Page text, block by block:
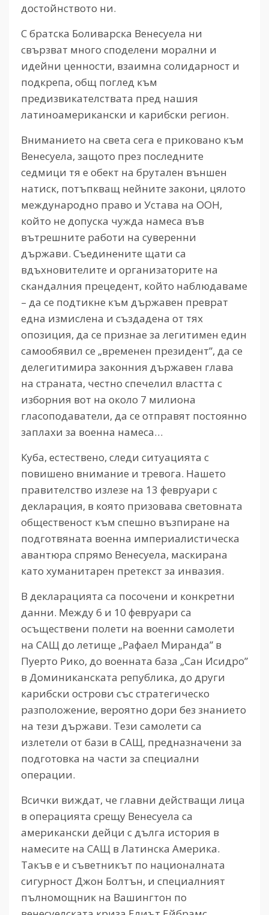
достойнството ни.
С братска Боливарска Венесуела ни
свързват много споделени морални и
идейни ценности, взаимна солидарност и
подкрепа, общ поглед към
предизвикателствата пред нашия
латиноамерикански и карибски регион.
Вниманието на света сега е приковано към
Венесуела, защото през последните
седмици тя е обект на брутален външен
натиск, потъпкващ нейните закони, цялото
международно право и Устава на ООН,
който не допуска чужда намеса във
вътрешните работи на суверенни
държави. Съединените щати са
вдъхновителите и организаторите на
скандалния прецедент, който наблюдаваме
– да се подтикне към държавен преврат
една измислена и създадена от тях
опозиция, да се признае за легитимен един
самообявил се „временен президент”, да се
делeгитимира законния държавен глава
на страната, честно спечелил властта с
изборния вот на около 7 милиона
гласоподаватели, да се отправят постоянно
заплахи за военна намеса…
Куба, естествено, следи ситуацията с
повишено внимание и тревога. Нашето
правителство излезе на 13 февруари с
декларация, в която призовава световната
общественост към спешно възпиране на
подготвяната военна империалистическа
авантюра спрямо Венесуела, маскирана
като хуманитарен претекст за инвазия.
В декларацията са посочени и конкретни
данни. Между 6 и 10 февруари са
осъществени полети на военни самолети
на САЩ до летище „Рафаел Миранда” в
Пуерто Рико, до военната база „Сан Исидро”
в Доминиканската република, до други
карибски острови със стратегическо
разположение, вероятно дори без знанието
на тези държави. Тези самолети са
излетели от бази в САЩ, предназначени за
подготовка на части за специални
операции.
Всички виждат, че главни действащи лица
в операцията срещу Венесуела са
американски дейци с дълга история в
намесите на САЩ в Латинска Америка.
Такъв е и съветникът по националната
сигурност Джон Болтън, и специалният
пълномощник на Вашингтон по